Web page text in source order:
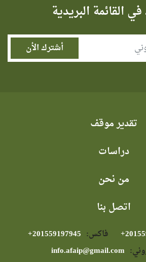
القائمة البريدية
تقدير موقف
دراسات
من نحن
اتصل بنا
فاكس:
info.afaip@gmail.com